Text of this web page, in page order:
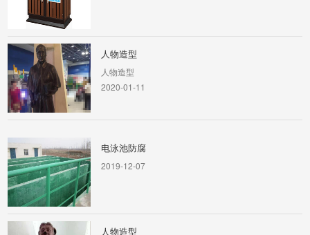
人物造型
人物造型
2020-01-11
电泳池防腐
2019-12-07
人物造型